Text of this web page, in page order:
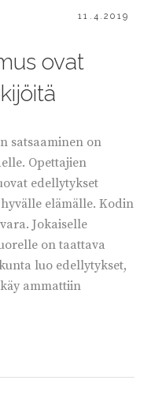
POSTED
11.4.2019
ovat
satsaaminen on
Opettajien
edellytykset
elämälle. Kodin
Jokaiselle
on taattava
luo edellytykset,
ammattiin